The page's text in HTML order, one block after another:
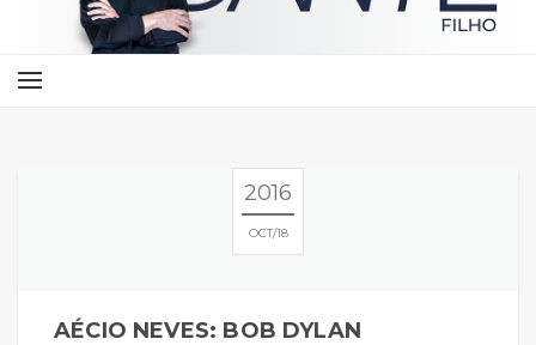
2016
OCT 18
AÉCIO NEVES: BOB DYLAN